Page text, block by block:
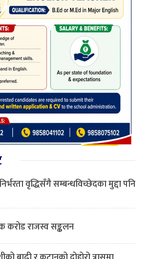
वृद्धिसँगै सम्बन्धविच्छेदका मुद्दा पनि
करोड राजस्व सङ्कलन